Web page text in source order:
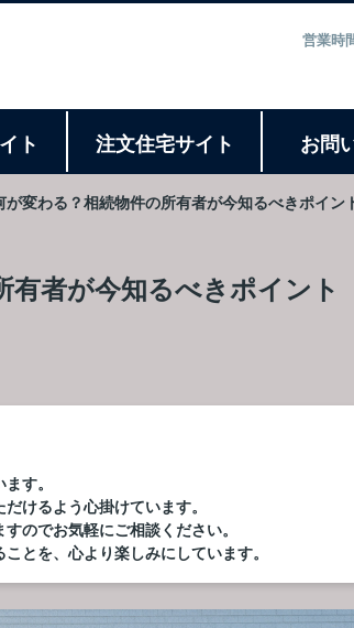
営業時
ト 注文住宅サイト お問
が変わる？相続物件の所有者が今知るべきポイン
有者が今知るべきポイント
す。
けるよう心掛けています。
のでお気軽にご相談ください。
とを、心より楽しみにしています。